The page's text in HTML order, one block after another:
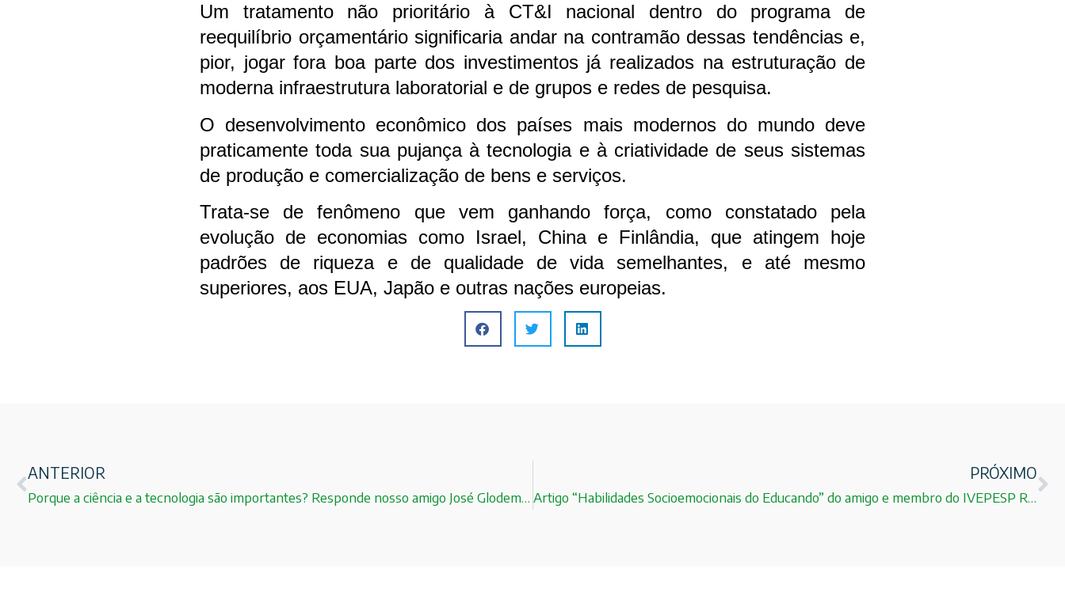
Um tratamento não prioritário à CT&I nacional dentro do programa de
reequilíbrio orçamentário significaria andar na contramão dessas tendências e,
pior, jogar fora boa parte dos investimentos já realizados na estruturação de
moderna infraestrutura laboratorial e de grupos e redes de pesquisa.
O desenvolvimento econômico dos países mais modernos do mundo deve
praticamente toda sua pujança à tecnologia e à criatividade de seus sistemas
de produção e comercialização de bens e serviços.
Trata-se de fenômeno que vem ganhando força, como constatado pela
evolução de economias como Israel, China e Finlândia, que atingem hoje
padrões de riqueza e de qualidade de vida semelhantes, e até mesmo
superiores, aos EUA, Japão e outras nações europeias.
ANTERIOR
Porque a ciência e a tecnologia são importantes? Responde nosso amigo José Glodemberg !
PRÓXIMO
Artigo “Habilidades Socioemocionais do Educando” do amigo e membro do IVEPESP Ronaldo Mota